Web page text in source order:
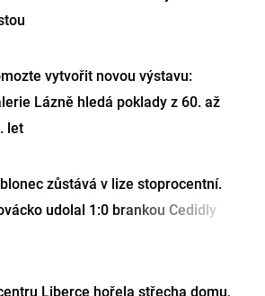
vytvořit novou výstavu:
Lázně hledá poklady z 60. až
let
zůstává v lize stoprocentní.
udolal 1:0 brankou Cedidly
Liberce hořela střecha domu,